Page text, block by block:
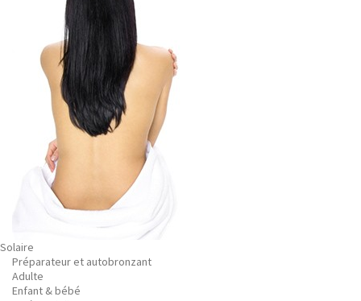
Solaire
Préparateur et autobronzant
Adulte
Enfant & bébé